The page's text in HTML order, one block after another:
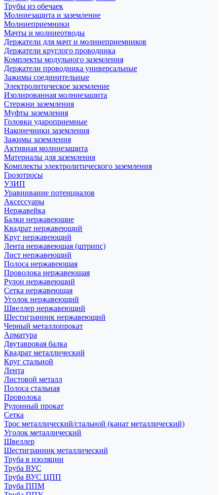
Трубы из обечаек
Молниезащита и заземление
Молниеприемники
Мачты и молниеотводы
Держатели для мачт и молниеприемников
Держатели круглого проводника
Комплекты модульного заземления
Держатели проводника универсальные
Зажимы соединительные
Электролитическое заземление
Изолированная молниезащита
Стержни заземления
Муфты заземления
Головки удароприемные
Наконечники заземления
Зажимы заземления
Активная молниезащита
Материалы для заземления
Комплекты электролитического заземления
Грозотросы
УЗИП
Уравнивание потенциалов
Аксессуары
Нержавейка
Балки нержавеющие
Квадрат нержавеющий
Круг нержавеющий
Лента нержавеющая (штрипс)
Лист нержавеющий
Полоса нержавеющая
Проволока нержавеющая
Рулон нержавеющий
Сетка нержавеющая
Уголок нержавеющий
Швеллер нержавеющий
Шестигранник нержавеющий
Черный металлопрокат
Арматура
Двутавровая балка
Квадрат металлический
Круг стальной
Лента
Листовой металл
Полоса стальная
Проволока
Рулонный прокат
Сетка
Трос металлический/стальной (канат металлический)
Уголок металлический
Швеллер
Шестигранник металлический
Труба в изоляции
Труба ВУС
Труба ВУС ЦПП
Труба ППМ